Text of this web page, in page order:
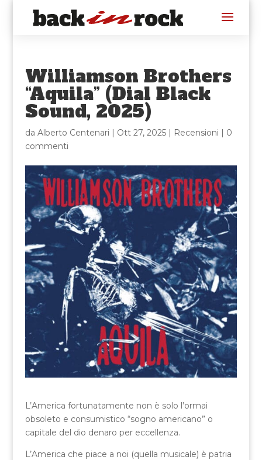
Williamson Brothers
“Aquila” (Dial Black
Sound, 2025)
da Alberto Centenari | Ott 27, 2025| Recensioni | 0
commenti
L’America fortunatamente non è solo l’ormai
obsoleto e consumistico “sogno americano” o
capitale del dio denaro per eccellenza.
L’America che piace a noi (quella musicale) è patria